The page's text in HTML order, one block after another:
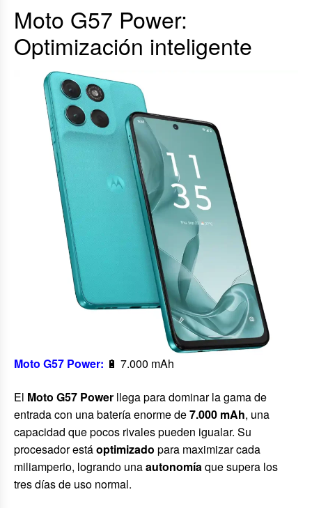
Moto G57 Power:
Optimización inteligente
Moto G57 Power: 🔋 7.000 mAh
El Moto G57 Power llega para dominar la gama de
entrada con una batería enorme de7.000 mAh, una
capacidad que pocos rivales pueden igualar. Su
procesador estáoptimizado para maximizar cada
miliamperio, logrando unaautonomíaque supera los
tres días de uso normal.